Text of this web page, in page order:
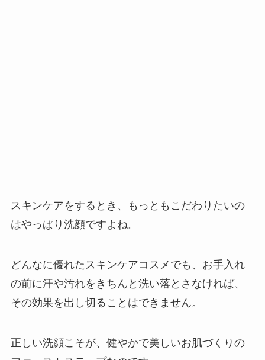
スキンケアをするとき、もっともこだわりたいの
はやっぱり洗顔ですよね。
どんなに優れたスキンケアコスメでも、お手入れ
の前に汗や汚れをきちんと洗い落とさなければ、
その効果を出し切ることはできません。
正しい洗顔こそが、健やかで美しいお肌づくりの